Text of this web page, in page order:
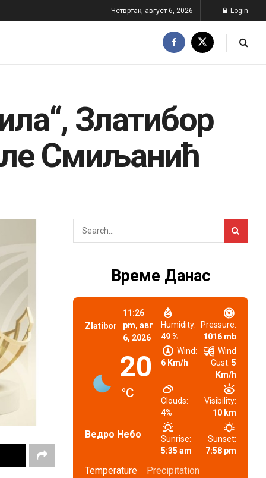
Четвртак, август 6, 2026 Login
Златибор
Смиљанић
Време Данас
Zlatibor
11:26
pm, авг
6, 2026
20
°C
Ведро Небо
Humidity:
49 %
Pressure:
1016 mb
Wind:
6 Km/h
Wind
Gust: 5
Km/h
Clouds:
4%
Visibility:
10 km
Sunrise:
5:35 am
Sunset:
7:58 pm
Temperature Precipitation